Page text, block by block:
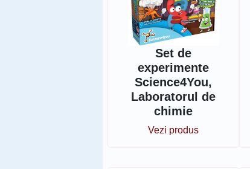
Set de
experimente
Science4You,
Laboratorul de
chimie
Vezi produs